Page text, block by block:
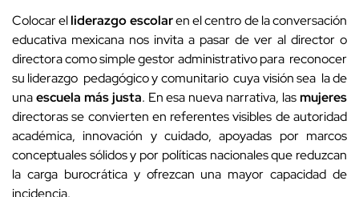
Colocar elliderazgo escolaren el centro de la conversación
educativa mexicana nos invita a pasar de ver al director o
directora como simple gestor administrativo para reconocer
su liderazgo pedagógico y comunitario cuya visión sea la de
unaescuela más justa. En esa nueva narrativa, lasmujeres
directoras se convierten en referentes visibles de autoridad
académica, innovación y cuidado, apoyadas por marcos
conceptuales sólidos y por políticas nacionales que reduzcan
la carga burocrática y ofrezcan una mayor capacidad de
incidencia.